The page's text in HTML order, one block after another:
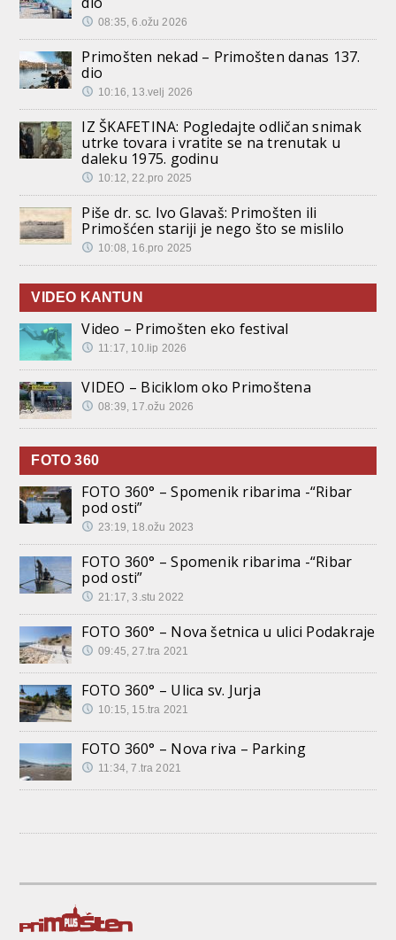
08:35, 6.ožu 2026
Primošten nekad – Primošten danas 137.
dio
10:16, 13.velj 2026
IZ ŠKAFETINA: Pogledajte odličan snimak
utrke tovara i vratite se na trenutak u
daleku 1975. godinu
10:12, 22.pro 2025
Piše dr. sc. Ivo Glavaš: Primošten ili
Primošćen stariji je nego što se mislilo
10:08, 16.pro 2025
VIDEO KANTUN
Video – Primošten eko festival
11:17, 10.lip 2026
VIDEO – Biciklom oko Primoštena
08:39, 17.ožu 2026
FOTO 360
FOTO 360° – Spomenik ribarima -“Ribar
pod osti”
23:19, 18.ožu 2023
FOTO 360° – Spomenik ribarima -“Ribar
pod osti”
21:17, 3.stu 2022
FOTO 360° – Nova šetnica u ulici Podakraje
09:45, 27.tra 2021
FOTO 360° – Ulica sv. Jurja
10:15, 15.tra 2021
FOTO 360° – Nova riva – Parking
11:34, 7.tra 2021